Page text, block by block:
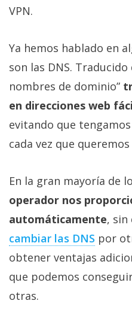
Sorteos
Foros
Contacto
/
Sobre
nosotros
/
Cambiar
opciones
de
privacidad
/
Aviso
Legal
VPN.
Ya hemos hablado en
son las DNS.
nombres de dominio”
en direcciones web
evitando que
cada vez que
En la gran mayoría de
operador nos
automáticamente, sin
cambiar las DNS por
obtener ventajas
que podemos
otras.